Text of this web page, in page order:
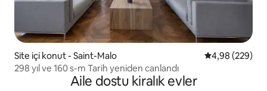
Site içi konut - Saint-Malo 5 üzerinden
4,98 (229)
298 yıl ve 160 s-m Tarih yeniden canlandı
Aile dostu kiralık evler